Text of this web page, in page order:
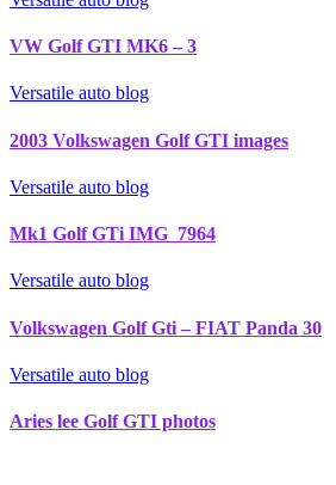
VW Golf GTI MK6 – 3
Versatile auto blog
2003 Volkswagen Golf GTI images
Versatile auto blog
Mk1 Golf GTi IMG_7964
Versatile auto blog
Volkswagen Golf Gti – FIAT Panda 30
Versatile auto blog
Aries lee Golf GTI photos